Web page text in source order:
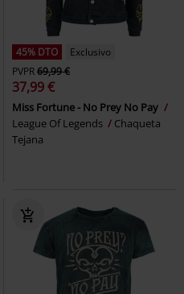
45% DTO
Exclusivo
PVPR69,99 €
37,99 €
Miss Fortune - No Prey No Pay
League Of Legends
Chaqueta
Tejana